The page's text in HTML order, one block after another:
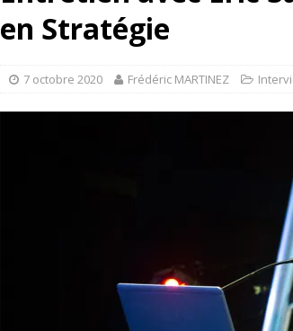
[ 13 septembre 2025 ]
en Stratégie
7 octobre 2020 Frédéric MARTINEZ